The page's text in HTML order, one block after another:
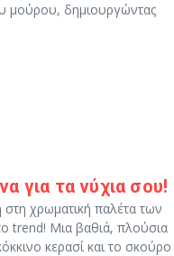
μούρου, δημιουργώντας
για τα νύχια σου!
χρωματική παλέτα των
trend! Μια βαθιά, πλούσια
κερασί και το σκούρο